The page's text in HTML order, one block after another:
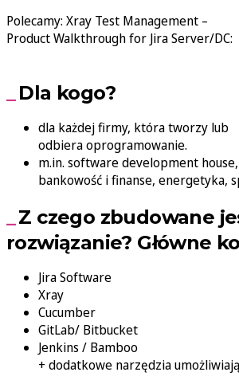
Polecamy: Xray Test Management –
Product Walkthrough for Jira Server/DC:
Dla kogo?
dla każdej firmy, która tworzy lub
odbiera oprogramowanie.
m.in. software development
bankowość i finanse, energetyka,
Z czego zbudowane
rozwiązanie? Główne
Jira Software
Xray
Cucumber
GitLab/ Bitbucket
Jenkins / Bamboo
+ dodatkowe narzędzia